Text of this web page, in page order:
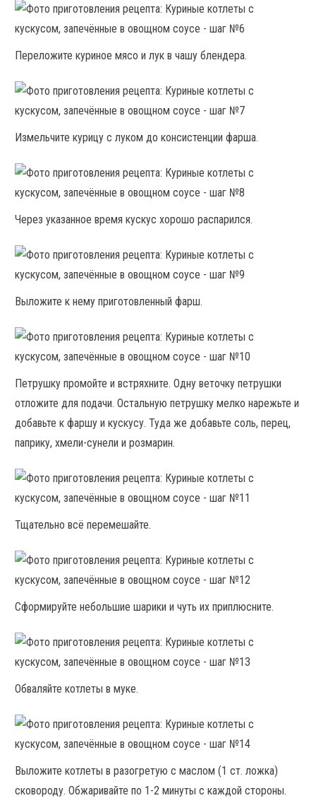
Переложите куриное мясо и лук в чашу блендера.
Измельчите курицу с луком до консистенции фарша.
Через указанное время кускус хорошо распарился.
Выложите к нему приготовленный фарш.
Петрушку промойте и встряхните. Одну веточку петрушки
отложите для подачи. Остальную петрушку мелко нарежьте и
добавьте к фаршу и кускусу. Туда же добавьте соль, перец,
паприку, хмели-сунели и розмарин.
Тщательно всё перемешайте.
Сформируйте небольшие шарики и чуть их приплюсните.
Обваляйте котлеты в муке.
Выложите котлеты в разогретую с маслом (1 ст. ложка)
сковороду. Обжаривайте по 1-2 минуты с каждой стороны.